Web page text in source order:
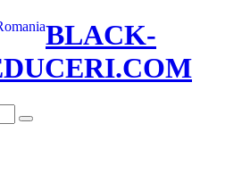
BLACK-